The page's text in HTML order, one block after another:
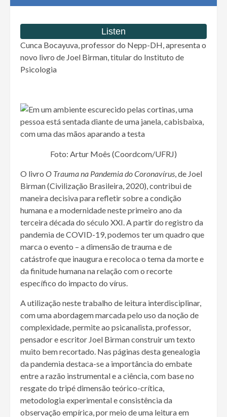
Cunca Bocayuva, professor do Nepp-DH, apresenta o
novo livro de Joel Birman, titular do Instituto de
Psicologia
Foto: Artur Moês (Coordcom/UFRJ)
O livro O Trauma na Pandemia do Coronavírus, de Joel
Birman (Civilização Brasileira, 2020), contribui de
maneira decisiva para refletir sobre a condição
humana e a modernidade neste primeiro ano da
terceira década do século XXI. A partir do registro da
pandemia de COVID-19, podemos ter um quadro que
marca o evento – a dimensão de trauma e de
catástrofe que inaugura e recoloca o tema da morte e
da finitude humana na relação com o recorte
específico do impacto do vírus.
A utilização neste trabalho de leitura interdisciplinar,
com uma abordagem marcada pelo uso da noção de
complexidade, permite ao psicanalista, professor,
pensador e escritor Joel Birman construir um texto
muito bem recortado. Nas páginas desta genealogia
da pandemia destaca-se a importância do embate
entre a razão instrumental e a ciência, com base no
resgate do tripé dimensão teórico-crítica,
metodologia experimental e consistência da
observação empírica, por meio de uma leitura em